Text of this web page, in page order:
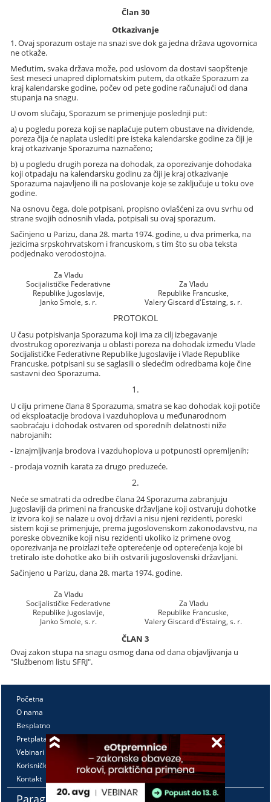
Član 30
Otkazivanje
1. Ovaj sporazum ostaje na snazi sve dok ga jedna država ugovornica
ne otkaže.
Međutim, svaka država može, pod uslovom da dostavi saopštenje
šest meseci unapred diplomatskim putem, da otkaže Sporazum za
kraj kalendarske godine, počev od pete godine računajući od dana
stupanja na snagu.
U ovom slučaju, Sporazum se primenjuje poslednji put:
a) u pogledu poreza koji se naplaćuje putem obustave na dividende,
poreza čija će naplata uslediti pre isteka kalendarske godine za čiji je
kraj otkazivanje Sporazuma naznačeno;
b) u pogledu drugih poreza na dohodak, za oporezivanje dohodaka
koji otpadaju na kalendarsku godinu za čiji je kraj otkazivanje
Sporazuma najavljeno ili na poslovanje koje se zaključuje u toku ove
godine.
Na osnovu čega, dole potpisani, propisno ovlašćeni za ovu svrhu od
strane svojih odnosnih vlada, potpisali su ovaj sporazum.
Sačinjeno u Parizu, dana 28. marta 1974. godine, u dva primerka, na
jezicima srpskohrvatskom i francuskom, s tim što su oba teksta
podjednako verodostojna.
Za Vladu
Socijalističke Federativne
Za Vladu
Republike Jugoslavije,
Republike Francuske,
Janko Smole, s. r.
Valery Giscard d'Estaing, s. r.
PROTOKOL
U času potpisivanja Sporazuma koji ima za cilj izbegavanje
dvostrukog oporezivanja u oblasti poreza na dohodak između Vlade
Socijalističke Federativne Republike Jugoslavije i Vlade Republike
Francuske, potpisani su se saglasili o sledećim odredbama koje čine
sastavni deo Sporazuma.
1.
U cilju primene člana 8 Sporazuma, smatra se kao dohodak koji potiče
od eksploatacije brodova i vazduhoplova u međunarodnom
saobraćaju i dohodak ostvaren od sporednih delatnosti niže
nabrojanih:
- iznajmljivanja brodova i vazduhoplova u potpunosti opremljenih;
- prodaja voznih karata za drugo preduzeće.
2.
Neće se smatrati da odredbe člana 24 Sporazuma zabranjuju
Jugoslaviji da primeni na francuske državljane koji ostvaruju dohotke
iz izvora koji se nalaze u ovoj državi a nisu njeni rezidenti, poreski
sistem koji se primenjuje, prema jugoslovenskom zakonodavstvu, na
poreske obveznike koji nisu rezidenti ukoliko iz primene ovog
oporezivanja ne proizlazi teže opterećenje od opterećenja koje bi
tretiralo iste dohotke ako bi ih ostvarili jugoslovenski državljani.
Sačinjeno u Parizu, dana 28. marta 1974. godine.
Za Vladu
Socijalističke Federativne
Za Vladu
Republike Jugoslavije,
Republike Francuske,
Janko Smole, s. r.
Valery Giscard d'Estaing, s. r.
ČLAN 3
Ovaj zakon stupa na snagu osmog dana od dana objavljivanja u
"Službenom listu SFRJ".
Početna
O nama
Besplatno
Pretplata
Vebinari
Korisnički kutak
Kontakt